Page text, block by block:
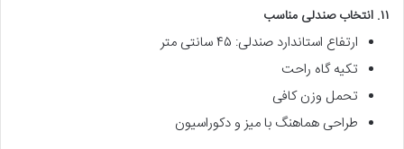
۱۱. انتخاب صندلی مناسب
ارتفاع استاندارد صندلی: ۴۵ سانتی متر
تکیه گاه راحت
تحمل وزن کافی
طراحی هماهنگ با میز و دکوراسیون